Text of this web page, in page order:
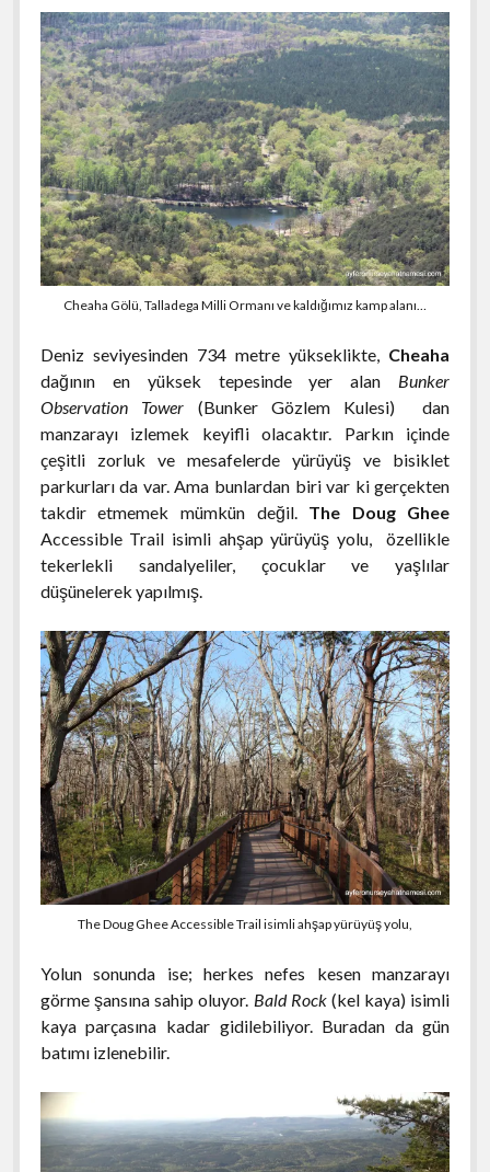
Cheaha Gölü, Talladega Milli Ormanı ve kaldığımız kamp alanı…
Deniz seviyesinden 734 metre yükseklikte, Cheaha
dağının en yüksek tepesinde yer alan Bunker
Observation Tower (Bunker Gözlem Kulesi) dan
manzarayı izlemek keyifli olacaktır. Parkın içinde
çeşitli zorluk ve mesafelerde yürüyüş ve bisiklet
parkurları da var. Ama bunlardan biri var ki gerçekten
takdir etmemek mümkün değil. The Doug Ghee
Accessible Trail isimli ahşap yürüyüş yolu, özellikle
tekerlekli sandalyeliler, çocuklar ve yaşlılar
düşünelerek yapılmış.
The Doug Ghee Accessible Trail isimli ahşap yürüyüş yolu,
Yolun sonunda ise; herkes nefes kesen manzarayı
görme şansına sahip oluyor. Bald Rock(kel kaya) isimli
kaya parçasına kadar gidilebiliyor. Buradan da gün
batımı izlenebilir.